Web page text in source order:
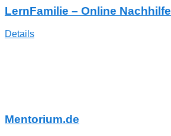
LernFamilie – Online Nachhilfe
Details
Mentorium.de